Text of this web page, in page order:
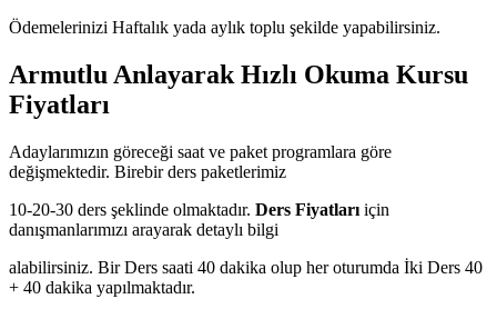
Ödemelerinizi Haftalık yada aylık toplu şekilde yapabilirsiniz.
Armutlu Anlayarak Hızlı Okuma Kursu
Fiyatları
Adaylarımızın göreceği saat ve paket programlara göre
değişmektedir. Birebir ders paketlerimiz
10-20-30 ders şeklinde olmaktadır. Ders Fiyatları için
danışmanlarımızı arayarak detaylı bilgi
alabilirsiniz. Bir Ders saati 40 dakika olup her oturumda İki Ders 40
+ 40 dakika yapılmaktadır.